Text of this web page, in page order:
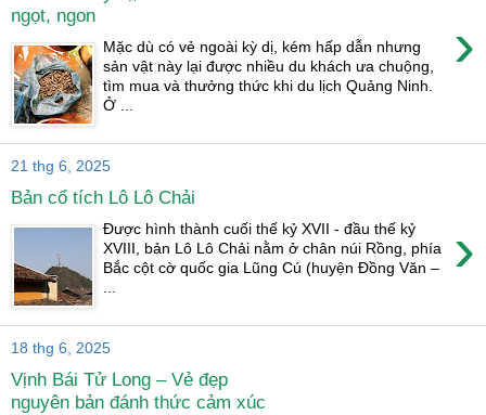
ngọt, ngon
›
Mặc dù có vẻ ngoài kỳ dị, kém hấp dẫn nhưng
sản vật này lại được nhiều du khách ưa chuộng,
tìm mua và thưởng thức khi du lịch Quảng Ninh.
Ở ...
21 thg 6, 2025
Bản cổ tích Lô Lô Chải
›
Được hình thành cuối thế kỷ XVII - đầu thế kỷ
XVIII, bản Lô Lô Chải nằm ở chân núi Rồng, phía
Bắc cột cờ quốc gia Lũng Cú (huyện Đồng Văn –
18 thg 6, 2025
Vịnh Bái Tử Long – Vẻ đẹp
nguyên bản đánh thức cảm xúc